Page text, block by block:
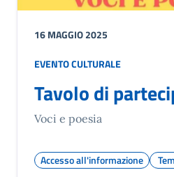
16 MAGGIO 2025
EVENTO CULTURALE
Tavolo di
Voci e poesia
Accesso all'informazione